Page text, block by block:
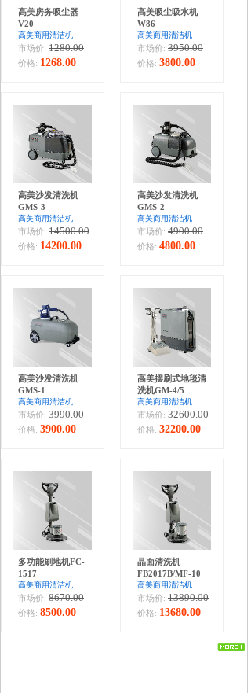
高美房务吸尘器
V20
高美商用清洁机
市场价: 1280.00
价格: 1268.00
高美吸尘吸水机
W86
高美商用清洁机
市场价: 3950.00
价格: 3800.00
高美沙发清洗机
GMS-3
高美商用清洁机
市场价: 14500.00
价格: 14200.00
高美沙发清洗机
GMS-2
高美商用清洁机
市场价: 4900.00
价格: 4800.00
高美沙发清洗机
GMS-1
高美商用清洁机
市场价: 3990.00
价格: 3900.00
高美摆刷式地毯清
洗机GM-4/5
高美商用清洁机
市场价: 32600.00
价格: 32200.00
多功能刷地机FC-
1517
高美商用清洁机
市场价: 8670.00
价格: 8500.00
晶面清洗机
FB2017B/MF-10
高美商用清洁机
市场价: 13890.00
价格: 13680.00